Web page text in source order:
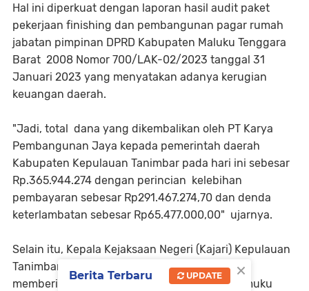
Hal ini diperkuat dengan laporan hasil audit paket
pekerjaan finishing dan pembangunan pagar rumah
jabatan pimpinan DPRD Kabupaten Maluku Tenggara
Barat 2008 Nomor 700/LAK-02/2023 tanggal 31
Januari 2023 yang menyatakan adanya kerugian
keuangan daerah.
"Jadi, total dana yang dikembalikan oleh PT Karya
Pembangunan Jaya kepada pemerintah daerah
Kabupaten Kepulauan Tanimbar pada hari ini sebesar
Rp.365.944.274 dengan perincian kelebihan
pembayaran sebesar Rp291.467.274,70 dan denda
keterlambatan sebesar Rp65.477.000,00" ujarnya.
Selain itu, Kepala Kejaksaan Negeri (Kajari) Kepulauan
Tanimbar Gunawan Sumarsono SH MH juga
memberikan kuliah umum di Universitas Lelemuku
×
Berita Terbaru UPDATE